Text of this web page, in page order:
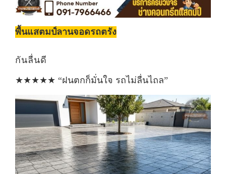
พื้นแสตมป์ลานจอดรถตรัง
กันลื่นดี
★★★★★ “ฝนตกก็มั่นใจ รถไม่ลื่นไถล”